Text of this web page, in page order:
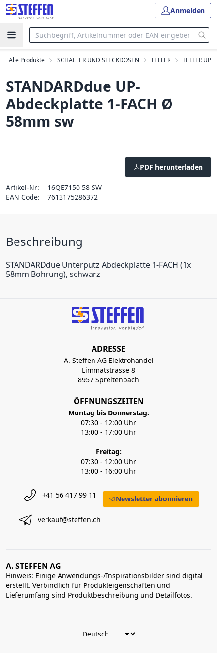
Anmelden
Alle Produkte SCHALTER UND STECKDOSEN FELLER FELLER UP
STANDARDdue UP-
Abdeckplatte 1-FACH Ø
58mm sw
PDF herunterladen
Artikel-Nr:
16QE7150 58 SW
EAN Code:
7613175286372
Beschreibung
STANDARDdue Unterputz Abdeckplatte 1-FACH (1x
58mm Bohrung), schwarz
ADRESSE
A. Steffen AG Elektrohandel
Limmatstrasse 8
8957 Spreitenbach
ÖFFNUNGSZEITEN
Montag bis Donnerstag:
07:30 - 12:00 Uhr
13:00 - 17:00 Uhr
Freitag:
07:30 - 12:00 Uhr
13:00 - 16:00 Uhr
+41 56 417 99 11
verkauf@steffen.ch
Newsletter abonnieren
A. STEFFEN AG
Hinweis: Einige Anwendungs-/Inspirationsbilder sind digital
erstellt. Verbindlich für Produkteigenschaften und
Lieferumfang sind Produktbeschreibung und Detailfotos.